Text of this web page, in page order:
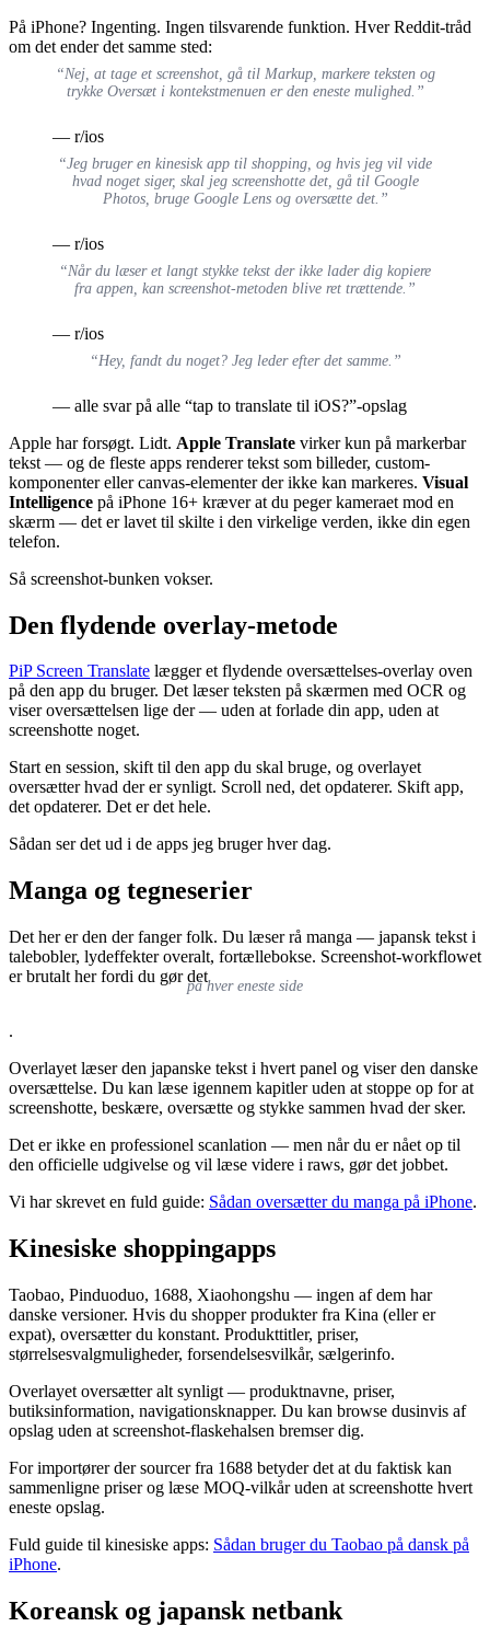
På iPhone? Ingenting. Ingen tilsvarende funktion. Hver Reddit-tråd
om det ender det samme sted:
“Nej, at tage et screenshot, gå til Markup, markere teksten og
trykke Oversæt i kontekstmenuen er den eneste mulighed.”
— r/ios
“Jeg bruger en kinesisk app til shopping, og hvis jeg vil vide
hvad noget siger, skal jeg screenshotte det, gå til Google
Photos, bruge Google Lens og oversætte det.”
— r/ios
“Når du læser et langt stykke tekst der ikke lader dig kopiere
fra appen, kan screenshot-metoden blive ret trættende.”
— r/ios
“Hey, fandt du noget? Jeg leder efter det samme.”
— alle svar på alle “tap to translate til iOS?”-opslag
Apple har forsøgt. Lidt. Apple Translate virker kun på markerbar
tekst — og de fleste apps renderer tekst som billeder, custom-
komponenter eller canvas-elementer der ikke kan markeres. Visual
Intelligence på iPhone 16+ kræver at du peger kameraet mod en
skærm — det er lavet til skilte i den virkelige verden, ikke din egen
telefon.
Så screenshot-bunken vokser.
Den flydende overlay-metode
PiP Screen Translate lægger et flydende oversættelses-overlay oven
på den app du bruger. Det læser teksten på skærmen med OCR og
viser oversættelsen lige der — uden at forlade din app, uden at
screenshotte noget.
Start en session, skift til den app du skal bruge, og overlayet
oversætter hvad der er synligt. Scroll ned, det opdaterer. Skift app,
det opdaterer. Det er det hele.
Sådan ser det ud i de apps jeg bruger hver dag.
Manga og tegneserier
Det her er den der fanger folk. Du læser rå manga — japansk tekst i
talebobler, lydeffekter overalt, fortællebokse. Screenshot-workflowet
er brutalt her fordi du gør det
på hver eneste side
.
Overlayet læser den japanske tekst i hvert panel og viser den danske
oversættelse. Du kan læse igennem kapitler uden at stoppe op for at
screenshotte, beskære, oversætte og stykke sammen hvad der sker.
Det er ikke en professionel scanlation — men når du er nået op til
den officielle udgivelse og vil læse videre i raws, gør det jobbet.
Vi har skrevet en fuld guide: Sådan oversætter du manga på iPhone.
Kinesiske shoppingapps
Taobao, Pinduoduo, 1688, Xiaohongshu — ingen af dem har
danske versioner. Hvis du shopper produkter fra Kina (eller er
expat), oversætter du konstant. Produkttitler, priser,
størrelsesvalgmuligheder, forsendelsesvilkår, sælgerinfo.
Overlayet oversætter alt synligt — produktnavne, priser,
butiksinformation, navigationsknapper. Du kan browse dusinvis af
opslag uden at screenshot-flaskehalsen bremser dig.
For importører der sourcer fra 1688 betyder det at du faktisk kan
sammenligne priser og læse MOQ-vilkår uden at screenshotte hvert
eneste opslag.
Fuld guide til kinesiske apps: Sådan bruger du Taobao på dansk på
iPhone.
Koreansk og japansk netbank